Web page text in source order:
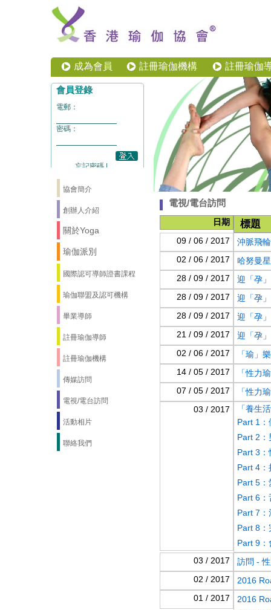
成為會員 註冊瑜伽機構 註冊瑜伽
協會簡介
創辦人介紹
關於Yoga
瑜伽派別
國際認可導師證書課程
瑜伽聯盟及認可機構
畢業導師
註冊瑜伽導師
註冊瑜伽機構
傳媒訪問
電視/電台訪問
活動相片
聯絡我們
電視/電台訪問
日期 標題
09 / 06 / 2017
沖脈飛
02 / 06 / 2017
哈努曼
28 / 09 / 2017
迎「孕
28 / 09 / 2017
迎「孕
28 / 09 / 2017
迎「孕
21 / 09 / 2017
迎「孕
02 / 06 / 2017
「瑜」
14 / 05 / 2017
「性力
07 / 05 / 2017
「性力
03 / 2017
「養生
​Part 1：
​Part 2：
Part 3：
Part 4：
​Part 5：
​Part 6：
Part 7：
Part 8：
Part 9：
03 / 2017
訪問 -
02 / 2017
2016
01 / 2017
2016